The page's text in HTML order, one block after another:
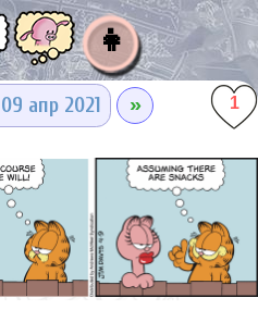
👧
09 апр 2021 » 1